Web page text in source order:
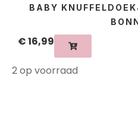
BABY
€16,99
2 op voorraad